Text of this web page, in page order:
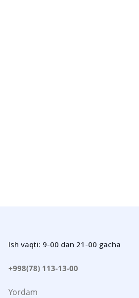
Ish vaqti: 9-00 dan 21-00 gacha
+998(78) 113-13-00
Yordam